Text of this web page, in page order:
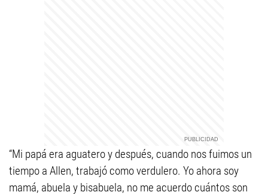
“Mi papá era aguatero y después, cuando nos fuimos un
tiempo a Allen, trabajó como verdulero. Yo ahora soy
mamá, abuela y bisabuela, no me acuerdo cuántos son